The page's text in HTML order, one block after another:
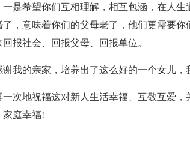
是希望你们互相理解，相互包涵，在人
，意味着你们的父母老了，他们更需要
报社会、回报父母、回报单位。
我的亲家，培养出了这么好的一个女儿，
次地祝福这对新人生活幸福、互敬互爱
家庭幸福!